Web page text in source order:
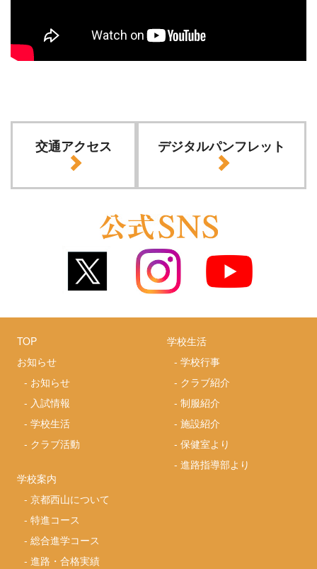
交通アクセス デジタルパンフレット
TOP
お知らせ
- お知らせ
- 入試情報
-学校生活
- クラブ活動
学校案内
-京都西山について
-特進コース
-総合進学コース
-進路・合格実績
学校生活
-学校行事
- クラブ紹介
-制服紹介
-施設紹介
-保健室より
-進路指導部より